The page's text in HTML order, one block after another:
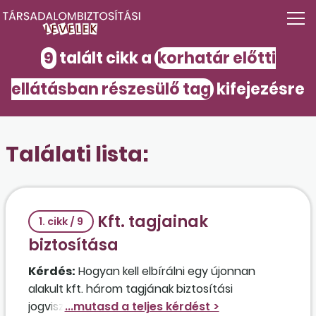
9talált cikk a korhatár előtti
ellátásban részesülő tag kifejezésre
Találati lista:
1. cikk / 9
Kft. tagjainak
biztosítása
Kérdés: Hogyan kell elbírálni egy újonnan
alakult kft. három tagjának biztosítási
jogviszonyát abban az esetben, ha